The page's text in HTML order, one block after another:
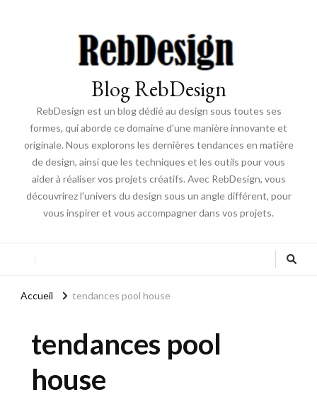
Blog RebDesign
RebDesign est un blog dédié au design sous toutes ses
formes, qui aborde ce domaine d'une manière innovante et
originale. Nous explorons les dernières tendances en matière
de design, ainsi que les techniques et les outils pour vous
aider à réaliser vos projets créatifs. Avec RebDesign, vous
découvrirez l'univers du design sous un angle différent, pour
vous inspirer et vous accompagner dans vos projets.
Accueil tendances pool house
tendances pool
house